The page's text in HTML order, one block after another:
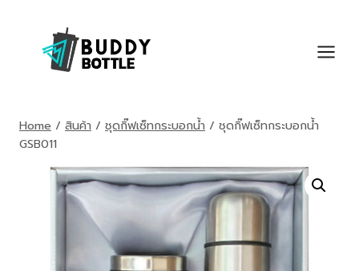
content
Home / สินค้า / ชุดกิ๊ฟเซ็ทกระบอกน้ำ / ชุดกิ๊ฟเซ็ทกระบอกน้ำ
GSB011